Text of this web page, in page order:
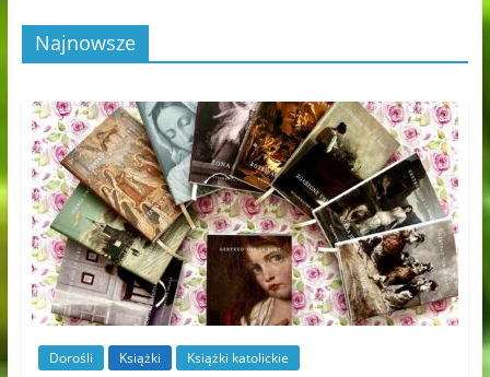
Najnowsze
Dorośli Książki Książki katolickie